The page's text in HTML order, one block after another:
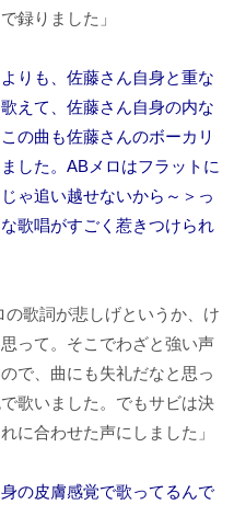
録りました」
りも、佐藤さん自身と重な
えて、佐藤さん自身の内な
の曲も佐藤さんのボーカリ
した。ABメロはフラットに
ゃ追い越せないから～＞っ
歌唱がすごく惹きつけられ
の歌詞が悲しげというか、け
って。そこでわざと強い声
で、曲にも失礼だなと思っ
歌いました。でもサビは決
に合わせた声にしました」
の皮膚感覚で歌ってるんで